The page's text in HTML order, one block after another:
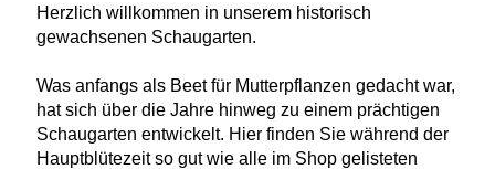
Herzlich willkommen in unserem historisch
gewachsenen Schaugarten.
Was anfangs als Beet für Mutterpflanzen gedacht war,
hat sich über die Jahre hinweg zu einem prächtigen
Schaugarten entwickelt. Hier finden Sie während der
Hauptblütezeit so gut wie alle im Shop gelisteten